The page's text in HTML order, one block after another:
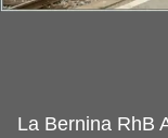
La Bernina RhB